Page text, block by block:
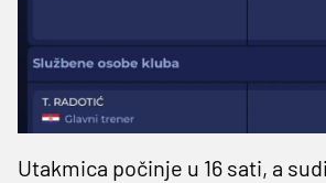
Utakmica počinje u 16 sati, a